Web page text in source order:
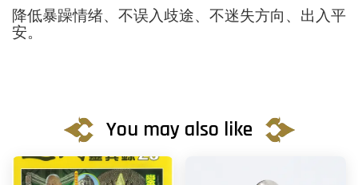
降低暴躁情绪、不误入歧途、不迷失方向、出入平
安。
You may also like